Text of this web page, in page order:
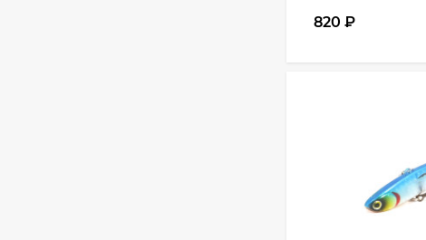
820 ₽